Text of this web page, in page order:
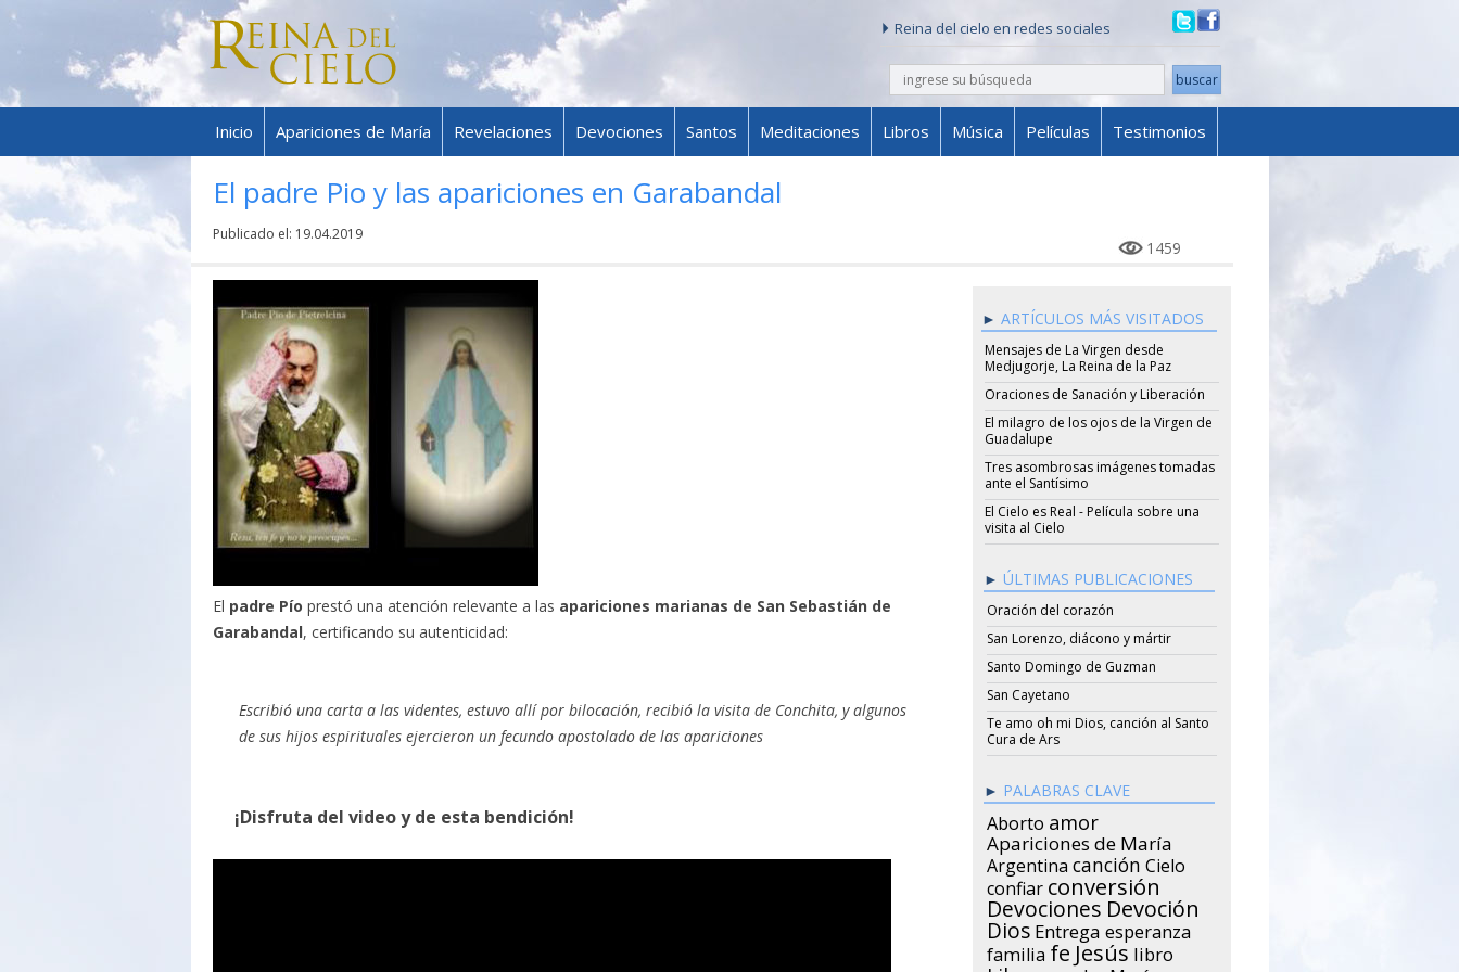
Reina del cielo en redes sociales
buscar
Skip to content
Inicio Apariciones de María Revelaciones Devociones Santos Meditaciones Libros Música Películas Testimonios
El padre Pio y las apariciones en Garabandal
Publicado el: 19.04.2019
1459
El padre Pío prestó una atención relevante a las apariciones marianas de San Sebastián de
Garabandal, certificando su autenticidad:
Escribió una carta a las videntes, estuvo allí por bilocación, recibió la visita de Conchita, y algunos
de sus hijos espirituales ejercieron un fecundo apostolado de las apariciones
¡Disfruta del video y de esta bendición!
ARTÍCULOS MÁS VISITADOS
Mensajes de La Virgen desde
Medjugorje, La Reina de la Paz
Oraciones de Sanación y Liberación
El milagro de los ojos de la Virgen de
Guadalupe
Tres asombrosas imágenes tomadas
ante el Santísimo
El Cielo es Real - Película sobre una
visita al Cielo
ÚLTIMAS PUBLICACIONES
Oración del corazón
San Lorenzo, diácono y mártir
Santo Domingo de Guzman
San Cayetano
Te amo oh mi Dios, canción al Santo
Cura de Ars
PALABRAS CLAVE
Aborto amor
Apariciones de María
Argentina canción Cielo
confiar conversión
Devociones Devoción
Dios Entrega esperanza
familia fe Jesús libro